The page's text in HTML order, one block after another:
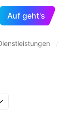
Auf geht's